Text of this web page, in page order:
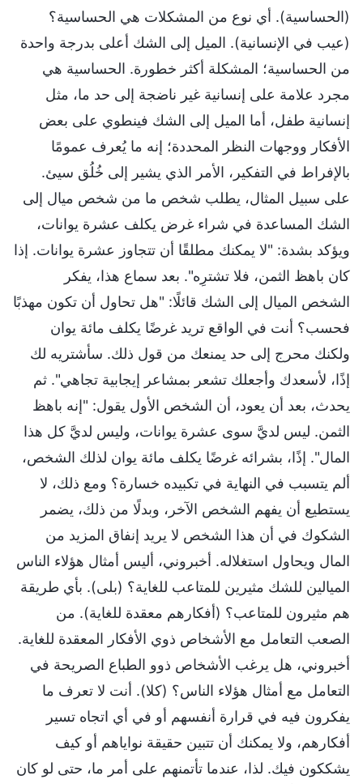
(الحساسية). أي نوع من المشكلات هي الحساسية؟
(عيب في الإنسانية). الميل إلى الشك أعلى بدرجة واحدة
من الحساسية؛ المشكلة أكثر خطورة. الحساسية هي
مجرد علامة على إنسانية غير ناضجة إلى حد ما، مثل
إنسانية طفل، أما الميل إلى الشك فينطوي على بعض
الأفكار ووجهات النظر المحددة؛ إنه ما يُعرف عمومًا
بالإفراط في التفكير، الأمر الذي يشير إلى خُلُق سيئ.
على سبيل المثال، يطلب شخص ما من شخص ميال إلى
الشك المساعدة في شراء غرض يكلف عشرة يوانات،
ويؤكد بشدة: "لا يمكنك مطلقًا أن تتجاوز عشرة يوانات. إذا
كان باهظ الثمن، فلا تشترِه". بعد سماع هذا، يفكر
الشخص الميال إلى الشك قائلًا: "هل تحاول أن تكون مهذبًا
فحسب؟ أنت في الواقع تريد غرضًا يكلف مائة يوان
ولكنك محرج إلى حد يمنعك من قول ذلك. سأشتريه لك
إذًا، لأسعدك وأجعلك تشعر بمشاعر إيجابية تجاهي". ثم
يحدث، بعد أن يعود، أن الشخص الأول يقول: "إنه باهظ
الثمن. ليس لديَّ سوى عشرة يوانات، وليس لديَّ كل هذا
المال". إذًا، بشرائه غرضًا يكلف مائة يوان لذلك الشخص،
ألم يتسبب في النهاية في تكبيده خسارة؟ ومع ذلك، لا
يستطيع أن يفهم الشخص الآخر، وبدلًا من ذلك، يضمر
الشكوك في أن هذا الشخص لا يريد إنفاق المزيد من
المال ويحاول استغلاله. أخبروني، أليس أمثال هؤلاء الناس
الميالين للشك مثيرين للمتاعب للغاية؟ (بلى). بأي طريقة
هم مثيرون للمتاعب؟ (أفكارهم معقدة للغاية). من
الصعب التعامل مع الأشخاص ذوي الأفكار المعقدة للغاية.
أخبروني، هل يرغب الأشخاص ذوو الطباع الصريحة في
التعامل مع أمثال هؤلاء الناس؟ (كلا). أنت لا تعرف ما
يفكرون فيه في قرارة أنفسهم أو في أي اتجاه تسير
أفكارهم، ولا يمكنك أن تتبين حقيقة نواياهم أو كيف
يشككون فيك. لذا، عندما تأتمنهم على أمر ما، حتى لو كان